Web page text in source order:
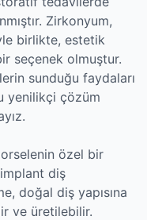
Zirkonyum,
birlikte, estetik
seçenek olmuştur.
sunduğu faydaları
yenilikçi çözüm
özel bir
diş
doğal diş yapısına
ve üretilebilir.